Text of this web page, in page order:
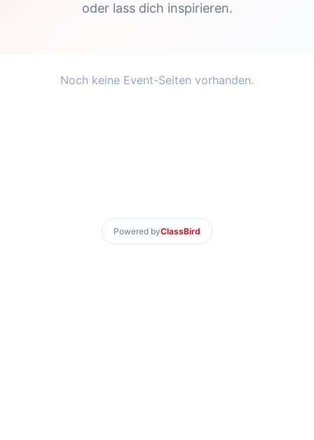
oder lass dich inspirieren.
Noch keine Event-Seiten vorhanden.
Powered byClassBird